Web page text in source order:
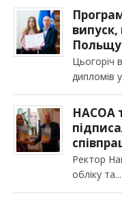
випуск,
Польщу
Цьогоріч
дипломів
НАСОА
Ректор
обліку та